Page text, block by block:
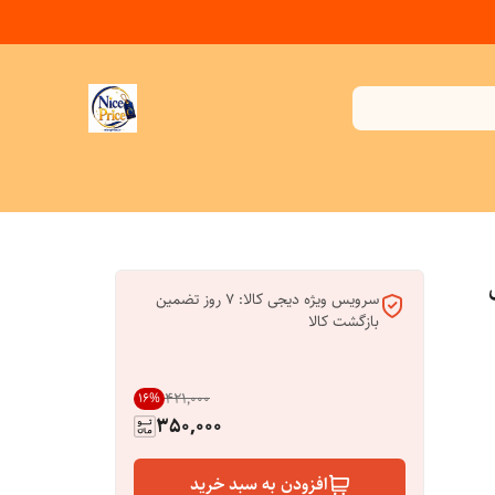
سرویس ویژه دیجی کالا: 7 روز تضمین
بازگشت کالا
۴۲۱٬۰۰۰ 16%
350,000
افزودن به سبد خرید